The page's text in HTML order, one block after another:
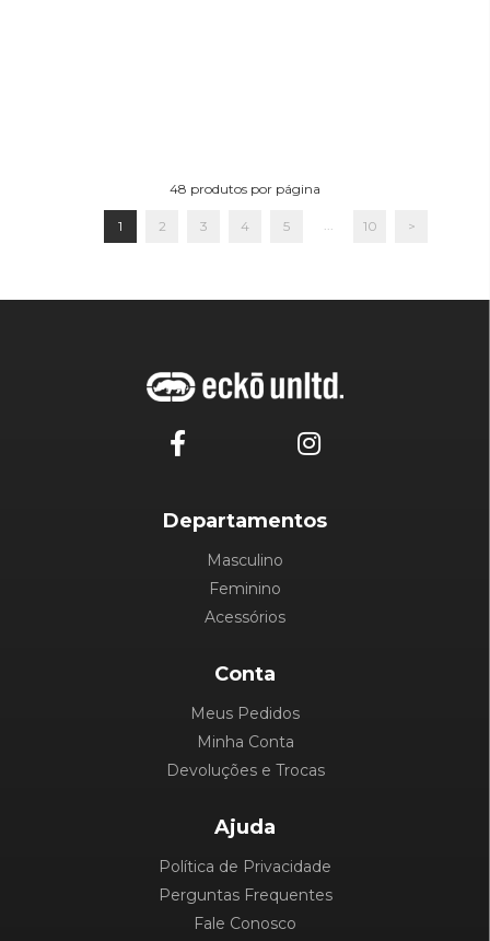
48 produtos por página
1 2 3 4 5 ... 10 >
Departamentos
Masculino
Feminino
Acessórios
Conta
Meus Pedidos
Minha Conta
Devoluções e Trocas
Ajuda
Política de Privacidade
Perguntas Frequentes
Fale Conosco